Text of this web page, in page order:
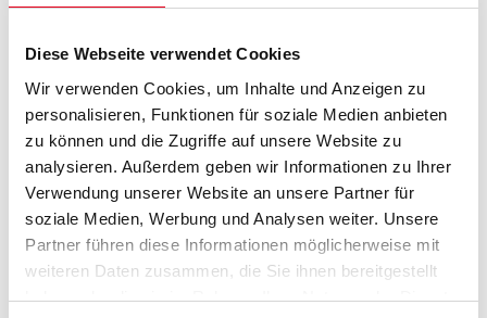
Diese Webseite verwendet Cookies
Wir verwenden Cookies, um Inhalte und Anzeigen zu
personalisieren, Funktionen für soziale Medien anbieten
zu können und die Zugriffe auf unsere Website zu
analysieren. Außerdem geben wir Informationen zu Ihrer
Verwendung unserer Website an unsere Partner für
soziale Medien, Werbung und Analysen weiter. Unsere
Partner führen diese Informationen möglicherweise mit
weiteren Daten zusammen, die Sie ihnen bereitgestellt
haben oder die sie im Rahmen Ihrer Nutzung der Dienste
appliziert werden. Erfüllt die Anforderungen der DIN 18363, Abs. 2.4.1
Farbtonbezeichnung
Glanzgrad
Gebinde